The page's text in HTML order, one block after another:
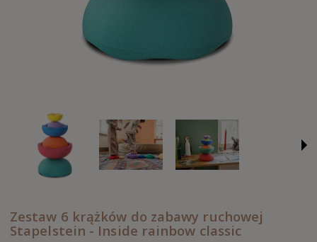
Zestaw 6 krążków do zabawy ruchowej
Stapelstein - Inside rainbow classic